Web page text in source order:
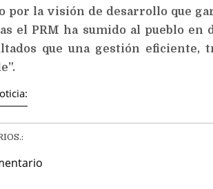
por la visión de desarrollo que
el PRM ha sumido al pueblo en
que una gestión eficiente,